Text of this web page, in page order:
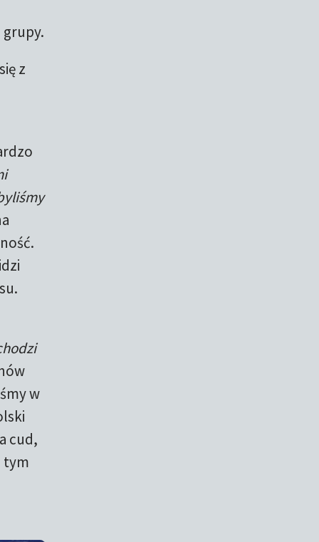
grupy.
z
w
cud,
tym